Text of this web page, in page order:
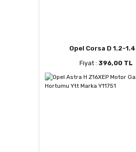
Opel Corsa D 1.2-1.4
Fiyat : 396,00 TL